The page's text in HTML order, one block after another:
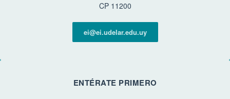
CP 11200
ei@ei.udelar.edu.uy
ENTÉRATE PRIMERO